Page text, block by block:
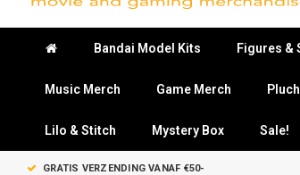
Bandai Model Kits Figures &
Music Merch Game Merch
Lilo & Stitch Mystery Box Sale!
GRATIS VERZENDING VANAF €50-